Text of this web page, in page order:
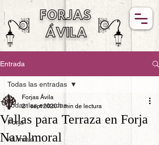
FORJAS
ÁVILA
Entrada
Todas las entradas
Forja
Aluminio
Todas las entradas
Vallas para Terraza en Forja
Navalmoral
Forjas Ávila
21 sept 2020 1 min de lectura